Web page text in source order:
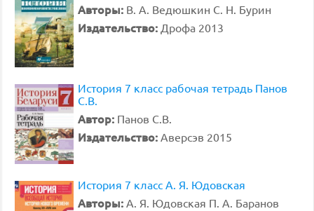
Авторы: В. А. Ведюшкин С. Н. Бурин
Издательство: Дрофа 2013
История 7 класс рабочая тетрадь Панов
С.В.
Автор: Панов С.В.
Издательство: Аверсэв 2015
История 7 класс А. Я. Юдовская
Авторы: А. Я. Юдовская П. А. Баранов